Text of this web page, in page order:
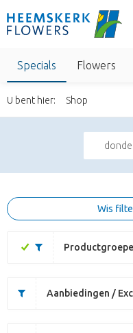
Specials Flowers
U bent hier: Shop
Wis
Aanbiedingen /